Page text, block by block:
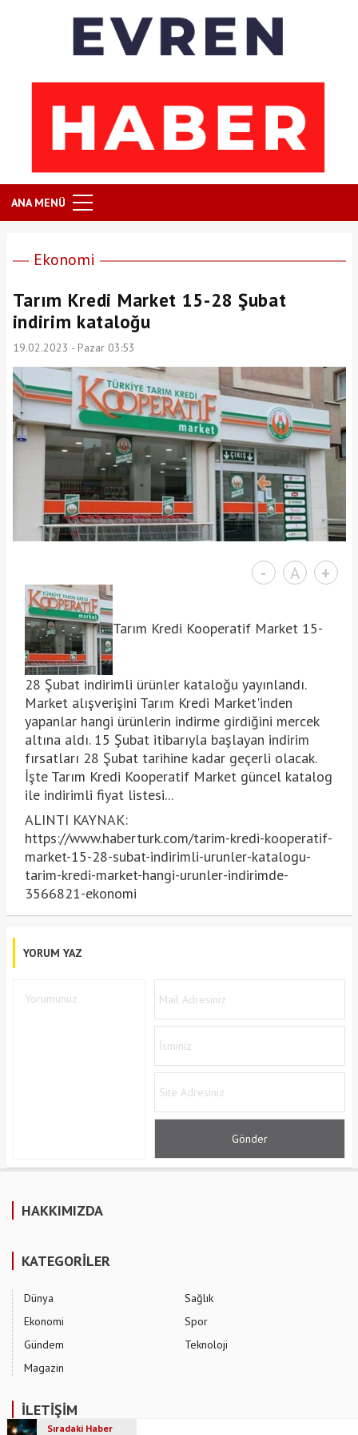
ANA MENÜ
Ekonomi
Tarım Kredi Market 15-28 Şubat
indirim kataloğu
19.02.2023 - Pazar 03:53
- A +
Tarım Kredi Kooperatif Market 15-
28 Şubat indirimli ürünler kataloğu yayınlandı.
Market alışverişini Tarım Kredi Market'inden
yapanlar hangi ürünlerin indirme girdiğini mercek
altına aldı. 15 Şubat itibarıyla başlayan indirim
fırsatları 28 Şubat tarihine kadar geçerli olacak.
İşte Tarım Kredi Kooperatif Market güncel katalog
ile indirimli fiyat listesi...
ALINTI KAYNAK:
https://www.haberturk.com/tarim-kredi-kooperatif-
market-15-28-subat-indirimli-urunler-katalogu-
tarim-kredi-market-hangi-urunler-indirimde-
3566821-ekonomi
YORUM YAZ
Sıradaki Haber
HAKKIMIZDA
KATEGORİLER
Dünya
Ekonomi
Gündem
Magazin
Sağlık
Spor
Teknoloji
İLETİŞİM